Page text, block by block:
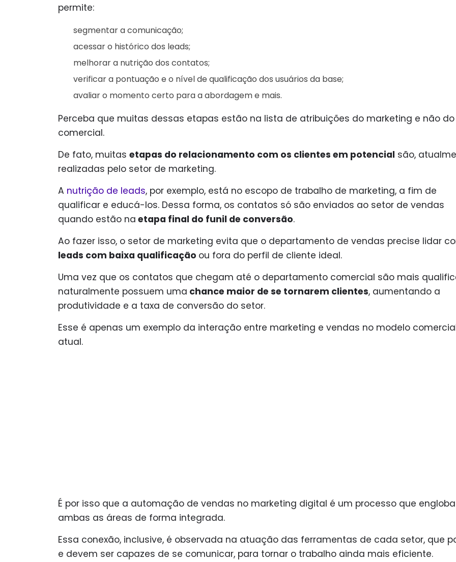
permite:
segmentar a comunicação;
acessar o histórico dos leads;
melhorar a nutrição dos contatos;
verificar a pontuação e o nível de qualificação dos usuários da base;
avaliar o momento certo para a abordagem e mais.
Perceba que muitas dessas etapas estão na lista de atribuições do marketing e não
comercial.
De fato, muitas etapas do relacionamento com os clientes em potencial são,
realizadas pelo setor de marketing.
A nutrição de leads, por exemplo, está no escopo de trabalho de marketing, a fim de
qualificar e educá-los. Dessa forma, os contatos só são enviados ao setor de vendas
quando estão na etapa final do funil de conversão.
Ao fazer isso, o setor de marketing evita que o departamento de vendas precise lidar
leads com baixa qualificação ou fora do perfil de cliente ideal.
Uma vez que os contatos que chegam até o departamento comercial são mais
naturalmente possuem uma chance maior de se tornarem clientes, aumentando a
produtividade e a taxa de conversão do setor.
Esse é apenas um exemplo da interação entre marketing e vendas no modelo
atual.
É por isso que a automação de vendas no marketing digital é um processo que engloba
ambas as áreas de forma integrada.
Essa conexão, inclusive, é observada na atuação das ferramentas de cada setor, que
e devem ser capazes de se comunicar, para tornar o trabalho ainda mais eficiente.